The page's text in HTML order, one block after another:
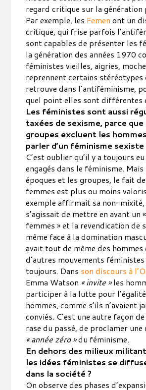
regard critique sur la génération
Par exemple, les Femen ont un
critique, qui frise parfois
sont capables de présenter les
la génération des années 1970
féministes vieilles, aigries,
reprennent certains stéréotypes
retrouve dans l’antiféminisme,
quel point elles sont différentes
Les féministes sont aussi
taxées de sexisme, parce
groupes excluent les
parler d’un féminisme sexiste
C’est oublier qu’il y a toujours
engagés dans le féminisme. Mais
époques et les groupes, le fait
femmes est plus ou moins
exemple affirmait sa non–mixité,
s’agissait de mettre en avant un
femmes » et la revendication de
même face à la domination
avait tout de même des hommes
d’autres mouvements
toujours. Dans son discours à
Emma Watson « invite »les
participer à la lutte pour
hommes, comme s’ils n’avaient
conviés. C’est une autre façon
rase du passé, de proclamer une
« année zéro »du féminisme.
En dehors des milieux
les idées féministes se
dans la société ?
On observe des phases